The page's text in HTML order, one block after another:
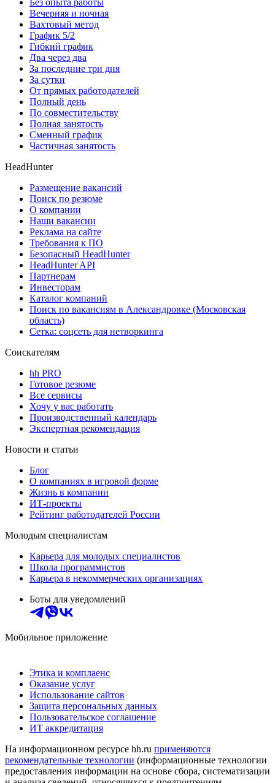
Без опыта работы
Вечерняя и ночная
Вахтовый метод
График 5/2
Гибкий график
Два через два
За последние три дня
За сутки
От прямых работодателей
Полный день
По совместительству
Полная занятость
Сменный график
Частичная занятость
HeadHunter
Размещение вакансий
Поиск по резюме
О компании
Наши вакансии
Реклама на сайте
Требования к ПО
Безопасный HeadHunter
HeadHunter API
Партнерам
Инвесторам
Каталог компаний
Поиск по вакансиям в Александровке (Московская
область)
Сетка: соцсеть для нетворкинга
Соискателям
hh PRO
Готовое резюме
Все сервисы
Хочу у вас работать
Производственный календарь
Экспертная рекомендация
Новости и статьи
Блог
О компаниях в игровой форме
Жизнь в компании
ИТ-проекты
Рейтинг работодателей России
Молодым специалистам
Карьера для молодых специалистов
Школа программистов
Карьера в некоммерческих организациях
Боты для уведомлений
Мобильное приложение
Этика и комплаенс
Оказание услуг
Использование сайтов
Защита персональных данных
Пользовательское соглашение
ИТ аккредитация
На информационном ресурсе hh.ru применяются
рекомендательные технологии (информационные технологии
предоставления информации на основе сбора, систематизации